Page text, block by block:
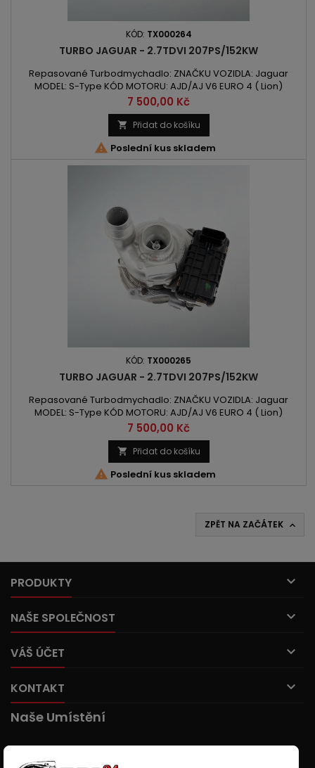
KÓD: TX000264
TURBO JAGUAR - 2.7TDVI 207PS/152KW
Repasované Turbodmychadlo: ZNAČKU VOZIDLA: Jaguar
MODEL: S-Type KÓD MOTORU: AJD/AJ V6 EURO 4 ( Lion)
OBSAH: 2720ccm 2.7TDVi VÝKON: 152kW/207PS ROK VÝROBY:
2005 - POZOR: Leva Strana
Cena
7 500,00 Kč
 Přidat do košíku
 Poslední kus skladem
KÓD: TX000265
TURBO JAGUAR - 2.7TDVI 207PS/152KW
Repasované Turbodmychadlo: ZNAČKU VOZIDLA: Jaguar
MODEL: S-Type KÓD MOTORU: AJD/AJ V6 EURO 4 ( Lion)
OBSAH: 2720ccm 2.7TDVi VÝKON: 152kW/207PS ROK VÝROBY:
2005 - POZOR: Pravá Strana
Cena
7 500,00 Kč
 Přidat do košíku
 Poslední kus skladem
ZPĚT NA ZAČÁTEK 
PRODUKTY 
NAŠE SPOLEČNOST 
VÁŠ ÚČET 
KONTAKT 
Naše Umístění